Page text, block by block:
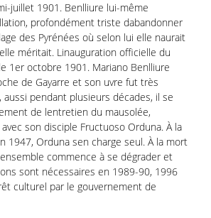
juillet 1901. Benlliure lui-même
profondément triste dabandonner
des Pyrénées où selon lui elle naurait
méritait. Linauguration officielle du
1er octobre 1901. Mariano Benlliure
de Gayarre et son uvre fut très
pendant plusieurs décades, il se
de lentretien du mausolée,
son disciple Fructuoso Orduna. À la
1947, Orduna sen charge seul. À la mort
commence à se dégrader et
sont nécessaires en 1989-90, 1996
culturel par le gouvernement de